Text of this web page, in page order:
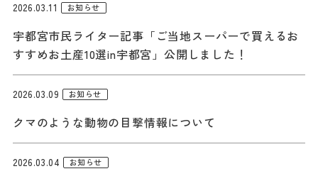
宇都宮市民ライター記事「ご当地スーパーで買えるお
すすめお土産10選in宇都宮」公開しました！
2026.03.11 お知らせ
クマのような動物の目撃情報について
2026.03.09 お知らせ
2026.03.04 お知らせ